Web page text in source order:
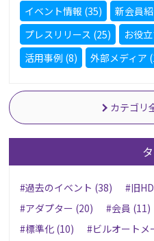
イベント情報 (35)
新会員
プレスリリース (25)
お役
活用事例 (8)
外部メディア
カテゴリ
#過去のイベント (38)
#旧
#アダプター (20)
#会員 (11)
#標準化 (10)
#ビルオートメ